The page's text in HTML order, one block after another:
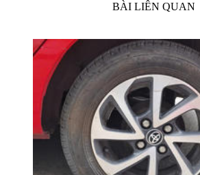
BÀI LIÊN QUAN